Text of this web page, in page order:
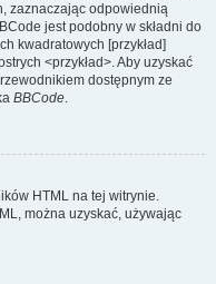
zaznaczając odpowiednią
jest podobny w składni do
kwadratowych [przykład]
<przykład>. Aby uzyskać
dostępnym ze
BBCode.
HTML na tej witrynie.
można uzyskać, używając